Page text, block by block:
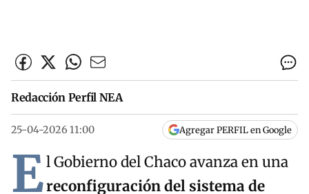
Redacción Perfil NEA
25-04-2026 11:00 Agregar PERFIL en Google
El Gobierno del Chaco avanza en una
reconfiguración del sistema de